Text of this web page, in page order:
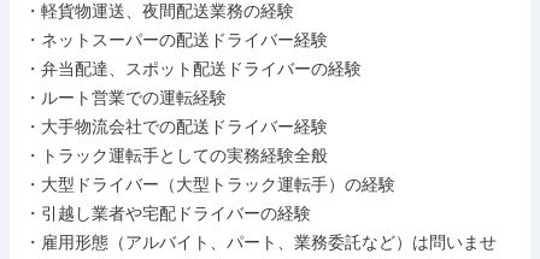
・軽貨物運送、夜間配送業務の経験
・ネットスーパーの配送ドライバー経験
・弁当配達、スポット配送ドライバーの経験
・ルート営業での運転経験
・大手物流会社での配送ドライバー経験
・トラック運転手としての実務経験全般
・大型ドライバー（大型トラック運転手）の経験
・引越し業者や宅配ドライバーの経験
・雇用形態（アルバイト、パート、業務委託など）は問いませ